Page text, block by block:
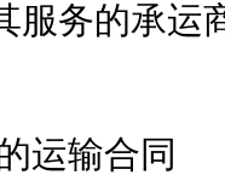
服务的承运
运输合同